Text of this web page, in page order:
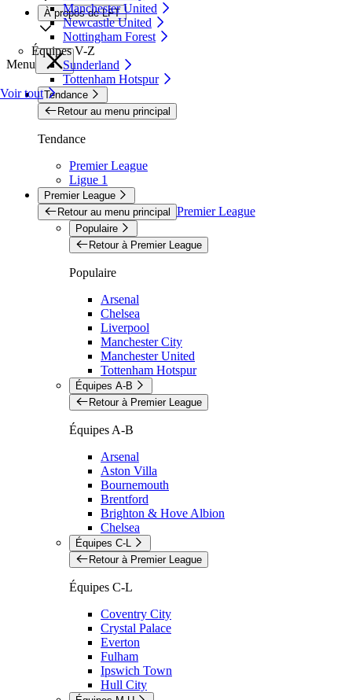
Manchester United
Newcastle United
Nottingham Forest
Équipes V-Z
Sunderland
Tottenham Hotspur
Voir tout
À propos de LFT
Menu
Tendance
Retour au menu principal
Tendance
Premier League
Ligue 1
Premier League
Retour au menu principal Premier League
Populaire
Retour à Premier League
Populaire
Arsenal
Chelsea
Liverpool
Manchester City
Manchester United
Tottenham Hotspur
Équipes A-B
Retour à Premier League
Équipes A-B
Arsenal
Aston Villa
Bournemouth
Brentford
Brighton & Hove Albion
Chelsea
Équipes C-L
Retour à Premier League
Équipes C-L
Coventry City
Crystal Palace
Everton
Fulham
Ipswich Town
Hull City